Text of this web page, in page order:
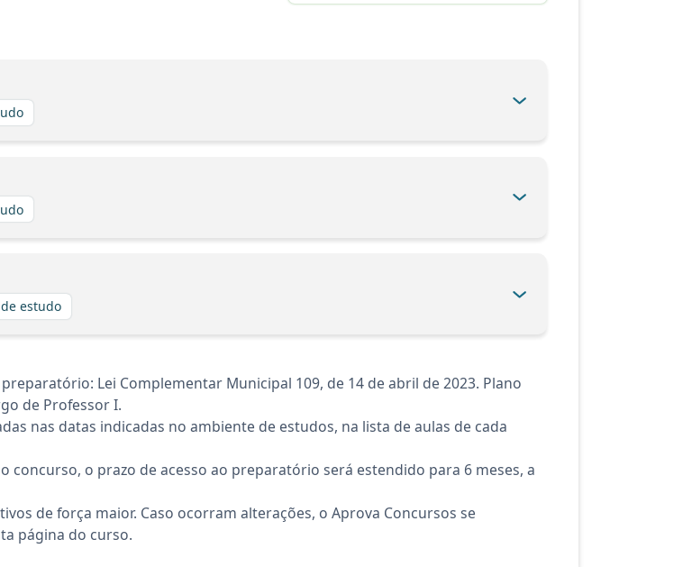
estudo
Lei Complementar Municipal 109, de 14 de abril de 2023. Plano
de Professor I.
nas datas indicadas no ambiente de estudos, na lista de aulas de cada
concurso, o prazo de acesso ao preparatório será estendido para 6 meses, a
de força maior. Caso ocorram alterações, o Aprova Concursos se
página do curso.